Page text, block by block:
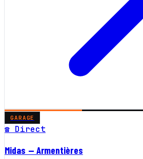
GARAGE
☎ Direct
Midas — Armentières